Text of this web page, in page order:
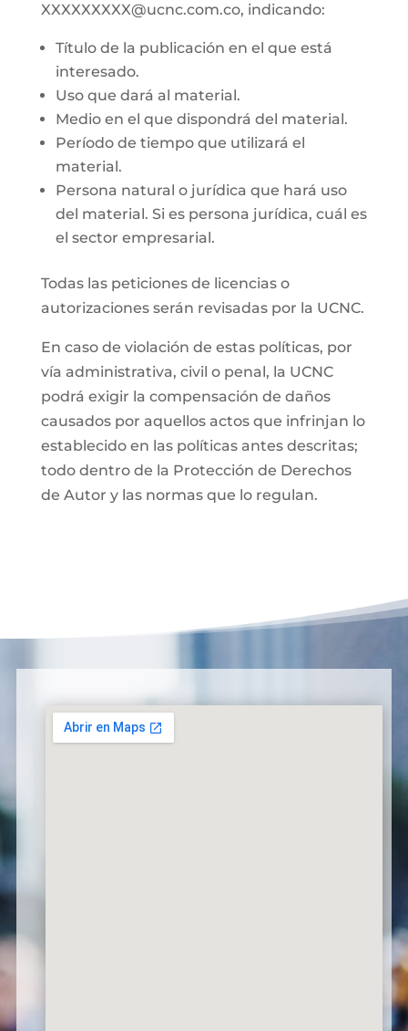
XXXXXXXXX@ucnc.com.co, indicando:
Título de la publicación en el que está
interesado.
Uso que dará al material.
Medio en el que dispondrá del material.
Período de tiempo que utilizará el
material.
Persona natural o jurídica que hará uso
del material. Si es persona jurídica, cuál es
el sector empresarial.
Todas las peticiones de licencias o
autorizaciones serán revisadas por la UCNC.
En caso de violación de estas políticas, por
vía administrativa, civil o penal, la UCNC
podrá exigir la compensación de daños
causados por aquellos actos que infrinjan lo
establecido en las políticas antes descritas;
todo dentro de la Protección de Derechos
de Autor y las normas que lo regulan.